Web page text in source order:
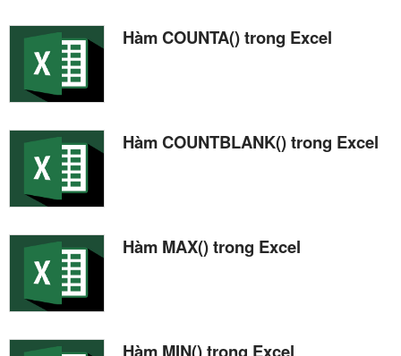
Hàm COUNTA() trong Excel
Hàm COUNTBLANK() trong Excel
Hàm MAX() trong Excel
Hàm MIN() trong Excel